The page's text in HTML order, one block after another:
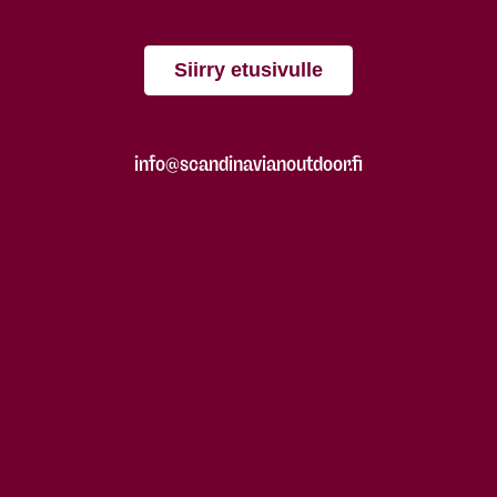
Siirry etusivulle
info@scandinavianoutdoor.fi